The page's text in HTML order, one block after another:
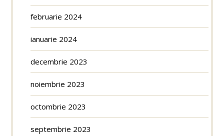
februarie 2024
ianuarie 2024
decembrie 2023
noiembrie 2023
octombrie 2023
septembrie 2023